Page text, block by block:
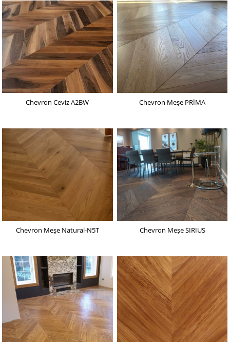
Chevron Ceviz A2BW Chevron Meşe PRİMA
Chevron Meşe Natural-N5T Chevron Meşe SIRIUS